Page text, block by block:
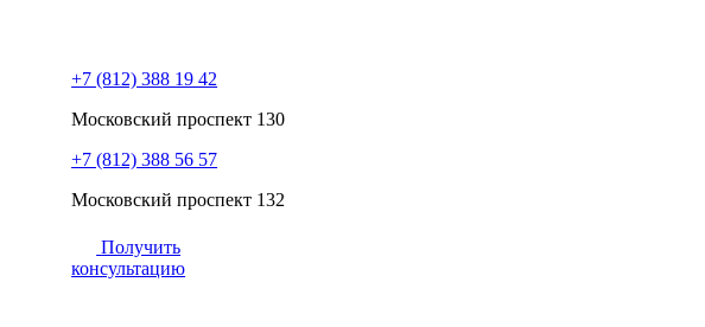
+7 (812) 388 19 42
Московский проспект 130
+7 (812) 388 56 57
Московский проспект 132
Получить
консультацию